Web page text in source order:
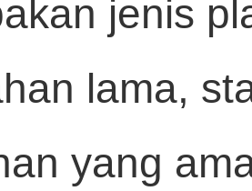
jenis
lama,
yang